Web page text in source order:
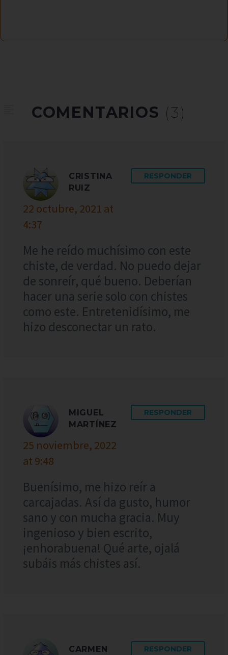
COMENTARIOS (3)
CRISTINA
RUIZ
22 octubre, 2021 at
4:37
RESPONDER
Me he reído muchísimo con este
chiste, de verdad. No puedo dejar
de sonreír, qué bueno. Deberían
hacer una serie solo con chistes
como este. Entretenidísimo, me
hizo desconectar un rato.
MIGUEL
MARTÍNEZ
25 noviembre, 2022
at 9:48
RESPONDER
Buenísimo, me hizo reír a
carcajadas. Así da gusto, humor
sano y con mucha gracia. Muy
ingenioso y bien escrito,
¡enhorabuena! Qué arte, ojalá
subáis más chistes así.
CARMEN
RESPONDER